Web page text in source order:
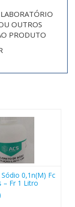
OUTROS
PRODUTO
0,1n(m) Fc
– Fr 1 Litro